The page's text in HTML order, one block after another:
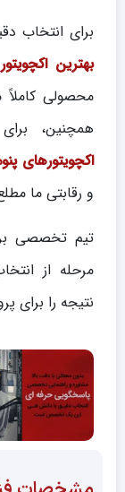
برای انتخاب
بهترین
محصولی کاملاً
همچنین،
اکچویتورهای
و رقابتی ما
تیم تخصصی
مرحله از
نتیجه را برای